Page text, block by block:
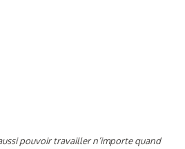
pouvoir travailler n’importe quand